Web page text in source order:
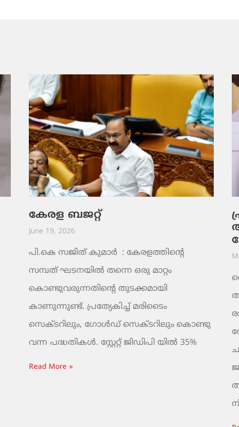
കേരള ബജറ്റ്
June 19, 2026
പി.കെ സജിത് കുമാര്‍ : കേരളത്തിന്റെ
സമ്പത് ഘടനയിൽ തന്നെ ഒരു മാറ്റം
കൊണ്ടുവരുന്നതിന്റെ തുടക്കമായി
കാണുന്നുണ്ട്. പ്രത്യേകിച്ച് മരിടൈം
സെക്ടറിലും, ഗോൾഡ് സെക്ടറിലും കൊണ്ടു
വന്ന പദ്ധതികൾ. സ്റ്റേറ്റ് ജിഡിപി യിൽ 35%
Read More »